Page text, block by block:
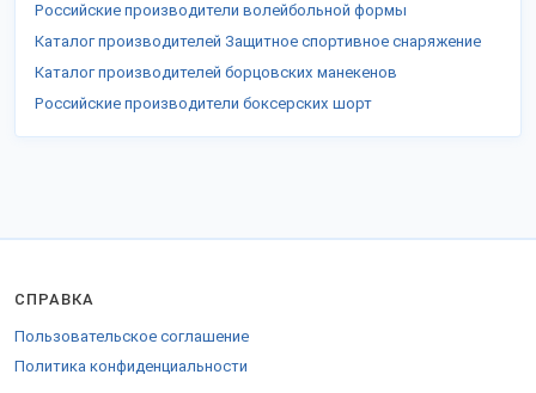
Российские производители волейбольной формы
Каталог производителей Защитное спортивное снаряжение
Каталог производителей борцовских манекенов
Российские производители боксерских шорт
СПРАВКА
Пользовательское соглашение
Политика конфиденциальности